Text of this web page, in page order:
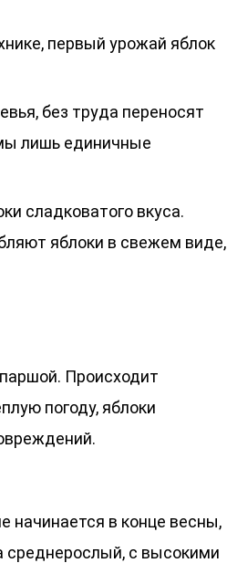
первый урожай яблок
без труда переносят
лишь единичные
сладковатого вкуса.
яблоки в свежем виде,
Происходит
погоду, яблоки
начинается в конце весны,
среднерослый, с высокими